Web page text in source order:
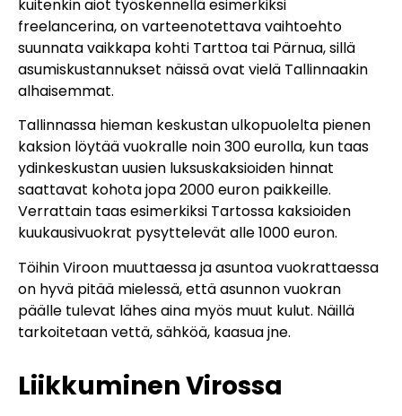
kuitenkin aiot työskennellä esimerkiksi
freelancerina, on varteenotettava vaihtoehto
suunnata vaikkapa kohti Tarttoa tai Pärnua, sillä
asumiskustannukset näissä ovat vielä Tallinnaakin
alhaisemmat.
Tallinnassa hieman keskustan ulkopuolelta pienen
kaksion löytää vuokralle noin 300 eurolla, kun taas
ydinkeskustan uusien luksuskaksioiden hinnat
saattavat kohota jopa 2000 euron paikkeille.
Verrattain taas esimerkiksi Tartossa kaksioiden
kuukausivuokrat pysyttelevät alle 1000 euron.
Töihin Viroon muuttaessa ja asuntoa vuokrattaessa
on hyvä pitää mielessä, että asunnon vuokran
päälle tulevat lähes aina myös muut kulut. Näillä
tarkoitetaan vettä, sähköä, kaasua jne.
Liikkuminen Virossa